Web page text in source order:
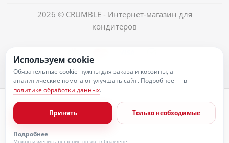
2026 © CRUMBLE - Интернет-магазин для
кондитеров
Согласие на обработку персональных данных
Публичная оферта
Пользовательское соглашение
Условия оплаты
Условия доставки
Используем cookie
Обязательные cookie нужны для заказа и корзины, а
аналитические помогают улучшать сайт. Подробнее — в
политике обработки данных.
Принять Только необходимые
Подробнее
Можно изменить решение позже в браузере.